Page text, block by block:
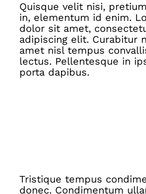
Quisque velit nisi,
in, elementum id enim.
dolor sit amet,
adipiscing elit. Curabitur
amet nisl tempus
lectus. Pellentesque in
porta dapibus.
Tristique tempus
donec. Condimentum